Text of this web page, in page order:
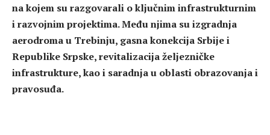
na kojem su razgovarali o ključnim infrastrukturnim
i razvojnim projektima. Među njima su izgradnja
aerodroma u Trebinju, gasna konekcija Srbije i
Republike Srpske, revitalizacija željezničke
infrastrukture, kao i saradnja u oblasti obrazovanja i
pravosuđa.